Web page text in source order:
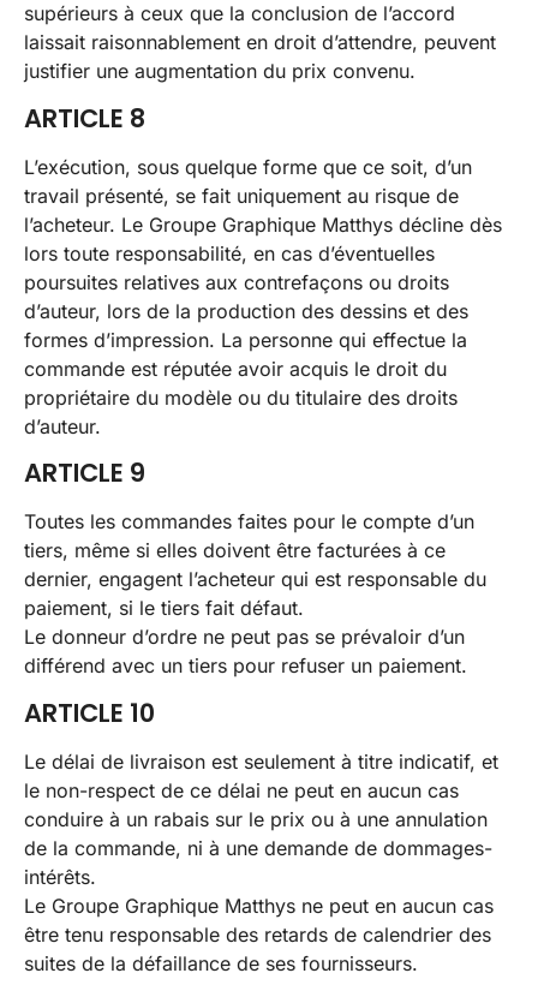
supérieurs à ceux que la conclusion de l’accord
laissait raisonnablement en droit d’attendre, peuvent
justifier une augmentation du prix convenu.
ARTICLE 8
L’exécution, sous quelque forme que ce soit, d’un
travail présenté, se fait uniquement au risque de
l’acheteur. Le Groupe Graphique Matthys décline dès
lors toute responsabilité, en cas d’éventuelles
poursuites relatives aux contrefaçons ou droits
d’auteur, lors de la production des dessins et des
formes d’impression. La personne qui effectue la
commande est réputée avoir acquis le droit du
propriétaire du modèle ou du titulaire des droits
d’auteur.
ARTICLE 9
Toutes les commandes faites pour le compte d’un
tiers, même si elles doivent être facturées à ce
dernier, engagent l’acheteur qui est responsable du
paiement, si le tiers fait défaut.
Le donneur d’ordre ne peut pas se prévaloir d’un
différend avec un tiers pour refuser un paiement.
ARTICLE 10
Le délai de livraison est seulement à titre indicatif, et
le non-respect de ce délai ne peut en aucun cas
conduire à un rabais sur le prix ou à une annulation
de la commande, ni à une demande de dommages-
intérêts.
Le Groupe Graphique Matthys ne peut en aucun cas
être tenu responsable des retards de calendrier des
suites de la défaillance de ses fournisseurs.